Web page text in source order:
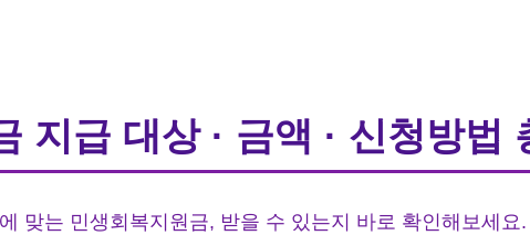
지급 대상 · 금액 · 신청방법
맞는 민생회복지원금, 받을 수 있는지 바로 확인해보세요.